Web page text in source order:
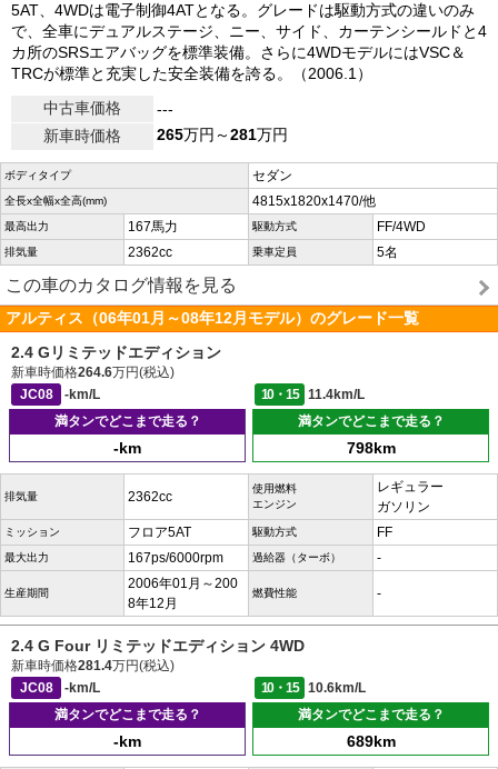
5AT、4WDは電子制御4ATとなる。グレードは駆動方式の違いのみ
で、全車にデュアルステージ、ニー、サイド、カーテンシールドと4
カ所のSRSエアバッグを標準装備。さらに4WDモデルにはVSC＆
TRCが標準と充実した安全装備を誇る。（2006.1）
中古車価格
---
新車時価格
265万円～281万円
ボディタイプ セダン
全長x全幅x全高(mm) 4815x1820x1470/他
最高出力 167馬力 駆動方式 FF/4WD
排気量 2362cc 乗車定員 5名
この車のカタログ情報を見る
アルティス（06年01月～08年12月モデル）のグレード一覧
2.4 Gリミテッドエディション
新車時価格264.6万円(税込)
JC08
-km/L 10・15
11.4km/L
満タンでどこまで走る？
-km
満タンでどこまで走る？
798km
排気量 2362cc
使用燃料
エンジン
レギュラー
ガソリン
ミッション フロア5AT 駆動方式 FF
最大出力 167ps/6000rpm 過給器（ターボ） -
生産期間
2006年01月～200
8年12月
燃費性能 -
2.4 G Four リミテッドエディション 4WD
新車時価格281.4万円(税込)
JC08
-km/L 10・15
10.6km/L
満タンでどこまで走る？
-km
満タンでどこまで走る？
689km